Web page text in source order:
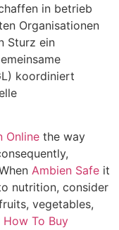
in betrieb
Organisationen
Sturz ein
koordiniert
Online the way
Ambien Safe it
nutrition, consider
vegetables,
How To Buy